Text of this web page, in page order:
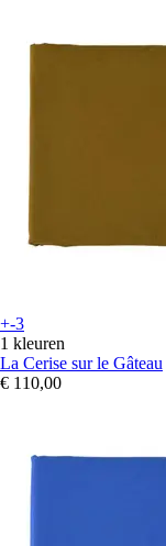
+-3
1 kleuren
La Cerise sur le Gâteau
€ 110,00